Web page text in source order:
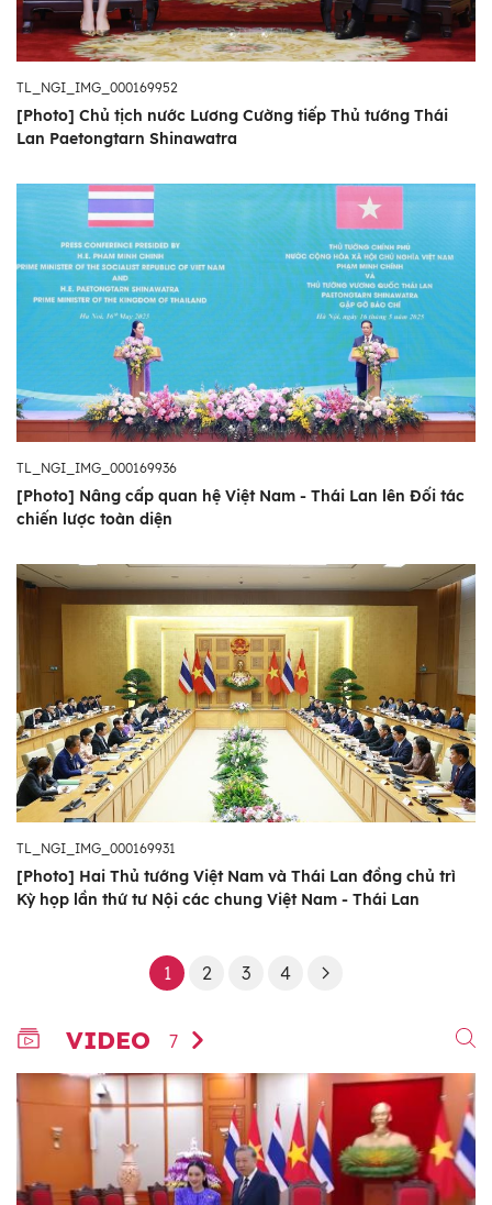
TL_NGI_IMG_000169952
[Photo] Chủ tịch nước Lương Cường tiếp Thủ tướng Thái
Lan Paetongtarn Shinawatra
TL_NGI_IMG_000169936
[Photo] Nâng cấp quan hệ Việt Nam - Thái Lan lên Đối tác
chiến lược toàn diện
TL_NGI_IMG_000169931
[Photo] Hai Thủ tướng Việt Nam và Thái Lan đồng chủ trì
Kỳ họp lần thứ tư Nội các chung Việt Nam - Thái Lan
1 2 3 4
VIDEO 7